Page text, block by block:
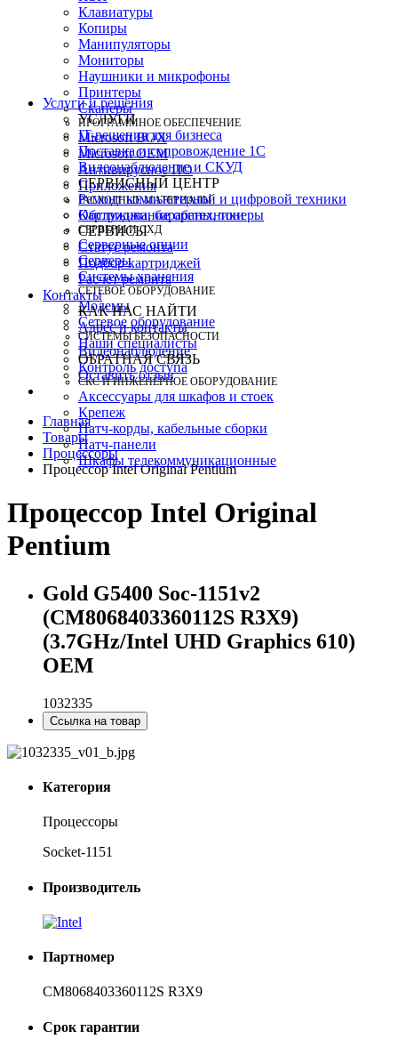
Клавиатуры
Копиры
Манипуляторы
Мониторы
Наушники и микрофоны
Принтеры
Сканеры
ПРОГРАММНОЕ ОБЕСПЕЧЕНИЕ
Microsoft BOX
Microsoft OEM
Антивирусное ПО
Приложения
РАСХОДНЫЕ МАТЕРИАЛЫ
Картриджи, барабаны, тонеры
СЕРВЕРЫ И СХД
Серверные опции
Серверы
Системы хранения
СЕТЕВОЕ ОБОРУДОВАНИЕ
Модемы
Сетевое оборудование
СИСТЕМЫ БЕЗОПАСНОСТИ
Видеонаблюдение
Контроль доступа
СКС И ИНЖЕНЕРНОЕ ОБОРУДОВАНИЕ
Аксессуары для шкафов и стоек
Крепеж
Патч-корды, кабельные сборки
Патч-панели
Шкафы телекоммуникационные
Услуги и решения
УСЛУГИ
IT-решения для бизнеса
Поставка и сопровождение 1C
Видеонаблюдение и СКУД
СЕРВИСНЫЙ ЦЕНТР
Ремонт компьютерной и цифровой техники
Обслуживание оргтехники
СЕРВИСЫ
Статус ремонта
Подбор картриджей
Расчет ремонта
Контакты
КАК НАС НАЙТИ
Адрес и контакты
Наши специалисты
ОБРАТНАЯ СВЯЗЬ
Оставить отзыв
Главная
Товары
Процессоры
Процессор Intel Original Pentium
Процессор Intel Original
Pentium
Gold G5400 Soc-1151v2
(CM8068403360112S R3X9)
(3.7GHz/Intel UHD Graphics 610)
OEM
1032335
Ссылка на товар
Категория
Процессоры
Socket-1151
Производитель
Партномер
CM8068403360112S R3X9
Срок гарантии